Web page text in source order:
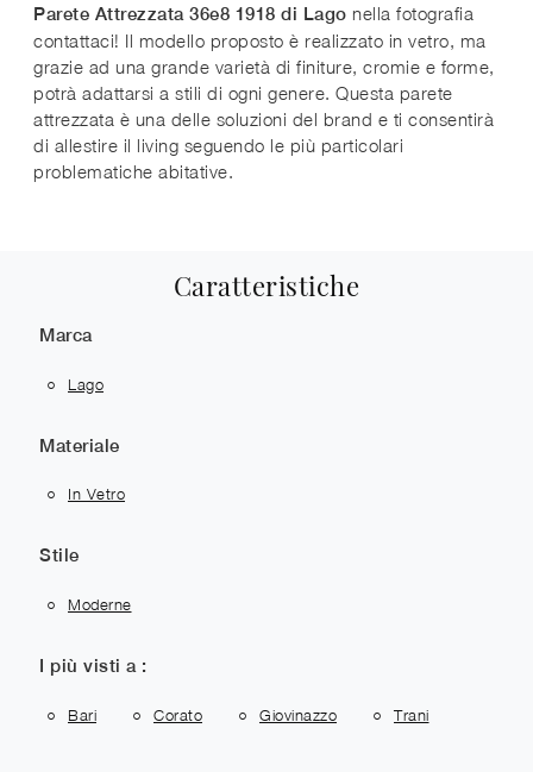
Parete Attrezzata 36e8 1918 di Lago nella fotografia
contattaci! Il modello proposto è realizzato in vetro, ma
grazie ad una grande varietà di finiture, cromie e forme,
potrà adattarsi a stili di ogni genere. Questa parete
attrezzata è una delle soluzioni del brand e ti consentirà
di allestire il living seguendo le più particolari
problematiche abitative.
Caratteristiche
Marca
Lago
Materiale
In Vetro
Stile
Moderne
I più visti a :
Bari Corato Giovinazzo Trani